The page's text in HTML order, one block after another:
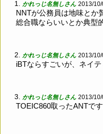
1. かれっじ名無しさん 2013/
NNTが公務員は地味とか
総合職ならいいとか典型
2. かれっじ名無しさん 2013/
iBTならすごいが、ネイ
3. かれっじ名無しさん 2013/
TOEIC860取ったANTで